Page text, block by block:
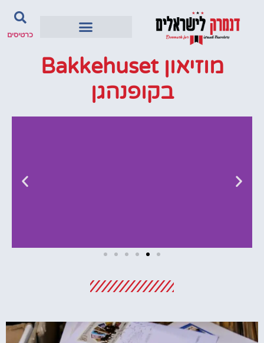
כרטיסים
מוזיאון Bakkehuset
בקופנהגן
מציאת מלון
לחצו
פה!